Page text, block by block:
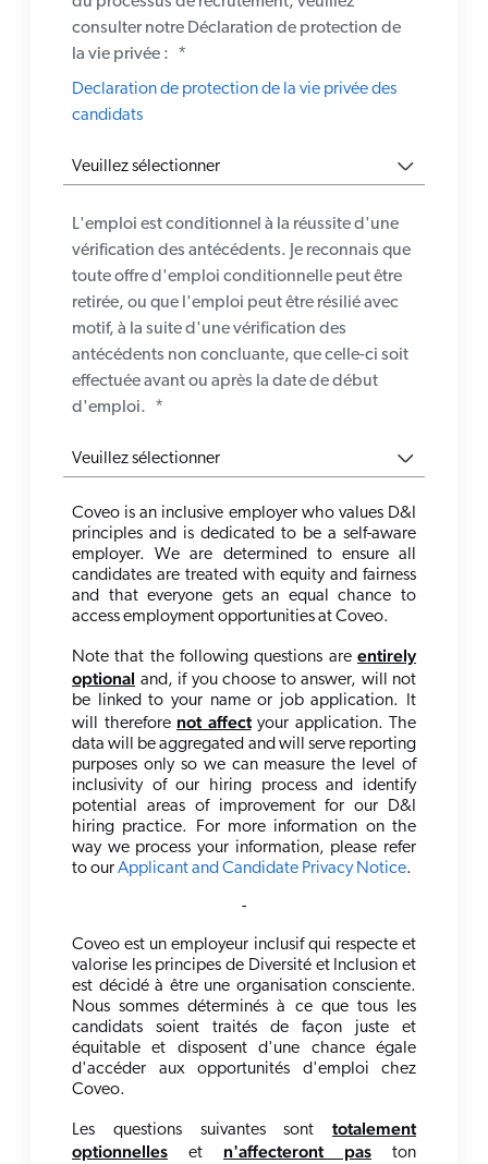
consulter notre Déclaration de protection de
la vie privée :
*
Declaration de protection de la vie privée des
candidats
L'emploi est conditionnel à la réussite d'une
vérification des antécédents. Je reconnais que
toute offre d'emploi conditionnelle peut être
retirée, ou que l'emploi peut être résilié avec
motif, à la suite d'une vérification des
antécédents non concluante, que celle-ci soit
effectuée avant ou après la date de début
d'emploi.
*
Coveo is an inclusive employerwho values D&I
principles and is dedicated to be a self-aware
employer. We are determined to ensure all
candidates are treated with equity and fairness
and that everyone gets an equal chance to
access employment opportunities at Coveo.
Note that the following questions are entirely
optional and, if you choose to answer, will not
be linked to your name or job application. It
will therefore not affectyour application. The
data will beaggregated and will serve reporting
purposes only so we can measure the level of
inclusivity of our hiring process and identify
potential areas of improvement for our D&I
hiring practice.
For more information on the
way we process your information, please refer
to ourApplicant and Candidate Privacy Notice.
-
Coveo est un employeur inclusif qui respecte et
valorise les principes de Diversité et Inclusion et
est décidé à être une organisation consciente.
Nous sommes déterminés à ce que tous les
candidats soient traités de façon juste et
équitable et disposent d'une chance égale
d'accéder aux opportunités d'emploi chez
Coveo.
Les questions suivantes sont totalement
optionnelles et n'affecteront pas
ton